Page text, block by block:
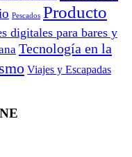
Pescados Producto
digitales para bares y
Tecnología en la
Viajes y Escapadas